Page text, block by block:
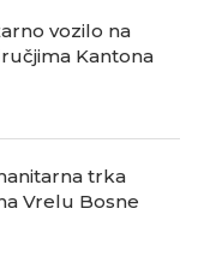
vozilo na
Kantona
trka
Vrelu Bosne